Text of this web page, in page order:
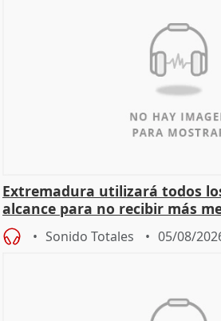
Extremadura utilizará todos
alcance para no recibir más
Sonido Totales 05/08/